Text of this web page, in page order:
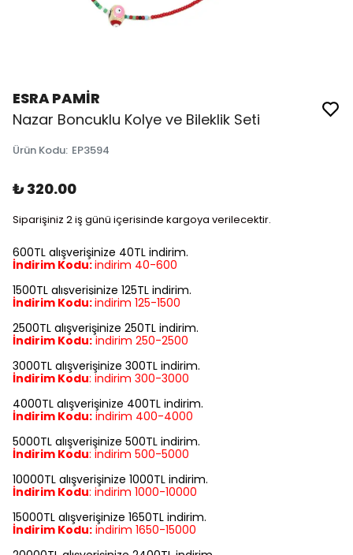
ESRA PAMİR
Nazar Boncuklu Kolye ve Bileklik Seti
Ürün Kodu: EP3594
₺ 320.00
Siparişiniz 2 iş günü içerisinde kargoya verilecektir.
600TL alışverişinize 40TL indirim.
İndirim Kodu:indirim 40-600
1500TL alışverişinize 125TL indirim.
İndirim Kodu:indirim 125-1500
2500TL alışverişinize 250TL indirim.
İndirim Kodu: indirim 250-2500
3000TL alışverişinize 300TL indirim.
İndirim Kodu: indirim 300-3000
4000TL alışverişinize 400TL indirim.
İndirim Kodu: indirim 400-4000
5000TL alışverişinize 500TL indirim.
İndirim Kodu: indirim 500-5000
10000TL alışverişinize 1000TL indirim.
İndirim Kodu: indirim 1000-10000
15000TL alışverişinize 1650TL indirim.
İndirim Kodu: indirim 1650-15000